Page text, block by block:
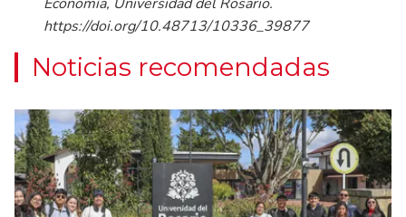
https://doi.org/10.48713/10336_39877
Noticias recomendadas